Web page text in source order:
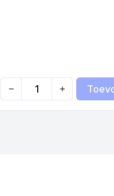
Quantity